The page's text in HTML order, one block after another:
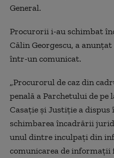
General.
Procurorii i-au schimbat
Călin Georgescu, a
într-un comunicat.
„Procurorul de caz din
penală a Parchetului de pe
Casaţie şi Justiţie a dispus
schimbarea încadrării
unul dintre inculpați din
comunicarea de informații